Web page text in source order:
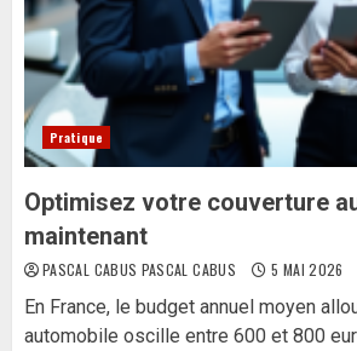
Pratique
Optimisez votre couverture
maintenant
PASCAL CABUS PASCAL CABUS 5 MAI 2026
En France, le budget annuel moyen
automobile oscille entre 600 et 800